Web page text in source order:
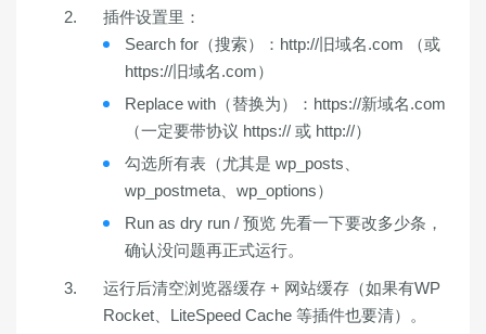
插件设置里：
Search for（搜索）： http://旧域名.com （或
https://旧域名.com）
Replace with（替换为）： https://新域名.com
（一定要带协议 https:// 或 http://）
勾选所有表（尤其是 wp_posts、
wp_postmeta、wp_options）
Run as dry run / 预览 先看一下要改多少条，
确认没问题再正式运行。
运行后清空浏览器缓存 + 网站缓存（如果有WP
Rocket、LiteSpeed Cache 等插件也要清）。